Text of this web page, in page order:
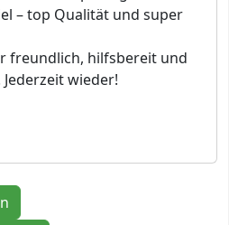
– top Qualität und super
freundlich, hilfsbereit und
wieder!